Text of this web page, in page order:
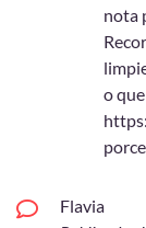
nota
o
Flavia